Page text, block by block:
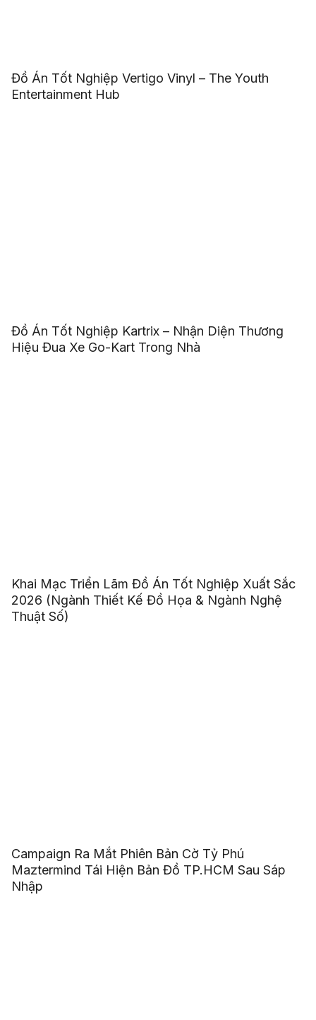
Đồ Án Tốt Nghiệp Vertigo Vinyl – The Youth
Entertainment Hub
Đồ Án Tốt Nghiệp Kartrix – Nhận Diện Thương
Hiệu Đua Xe Go-Kart Trong Nhà
Khai Mạc Triển Lãm Đồ Án Tốt Nghiệp Xuất Sắc
2026 (Ngành Thiết Kế Đồ Họa & Ngành Nghệ
Thuật Số)
Campaign Ra Mắt Phiên Bản Cờ Tỷ Phú
Maztermind Tái Hiện Bản Đồ TP.HCM Sau Sáp
Nhập